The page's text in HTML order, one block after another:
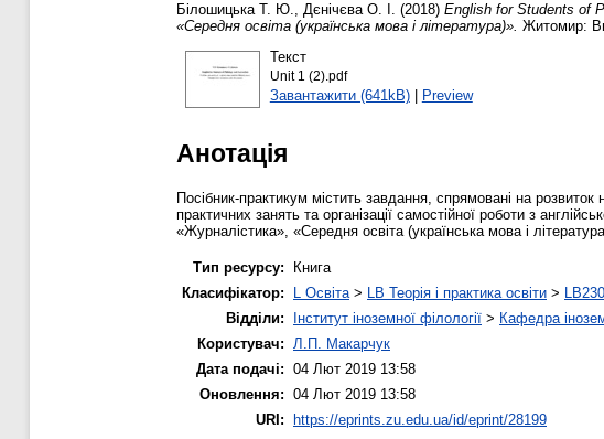
Білошицька Т. Ю., Дєнічєва О. І. (2018) English for Students of
«Середня освіта (українська мова і література)». Житомир:
Текст
Unit 1 (2).pdf
Завантажити (641kB)| Preview
Анотація
Посібник-практикум містить завдання, спрямовані на
практичних занять та організації самостійної роботи з
«Журналістика», «Середня освіта (українська мова і
Тип ресурсу:
Книга
Класифікатор:
L Освіта > LB Теорія і практика освіти >
Відділи:
Інститут іноземної філології > Кафедра
Користувач:
Л.П. Макарчук
Дата подачі: 04 Лют 2019 13:58
Оновлення: 04 Лют 2019 13:58
URI: https://eprints.zu.edu.ua/id/eprint/28199